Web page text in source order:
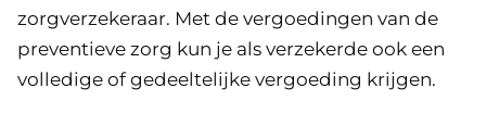
zorgverzekeraar. Met de vergoedingen van de
preventieve zorg kun je als verzekerde ook een
volledige of gedeeltelijke vergoeding krijgen.